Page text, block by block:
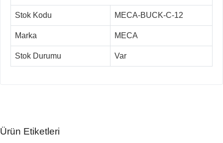
Stok Kodu MECA-BUCK-C-12
Marka MECA
Stok Durumu Var
Ürün Etiketleri